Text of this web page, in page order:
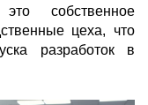
собственное
цеха, что
разработок в